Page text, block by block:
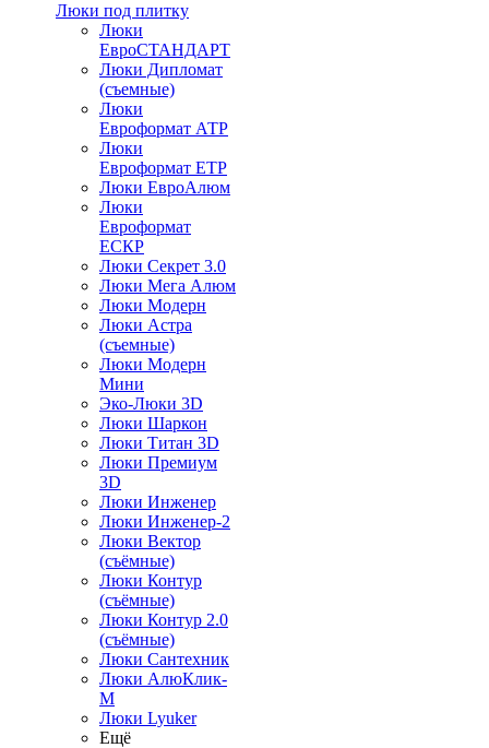
Люки под плитку
Люки
ЕвроСТАНДАРТ
Люки Дипломат
(съемные)
Люки
Евроформат АТР
Люки
Евроформат ЕТР
Люки ЕвроАлюм
Люки
Евроформат
ЕСКР
Люки Секрет 3.0
Люки Мега Алюм
Люки Модерн
Люки Астра
(съемные)
Люки Модерн
Мини
Эко-Люки 3D
Люки Шаркон
Люки Титан 3D
Люки Премиум
3D
Люки Инженер
Люки Инженер-2
Люки Вектор
(съёмные)
Люки Контур
(съёмные)
Люки Контур 2.0
(съёмные)
Люки Сантехник
Люки АлюКлик-
М
Люки Lyuker
Ещё